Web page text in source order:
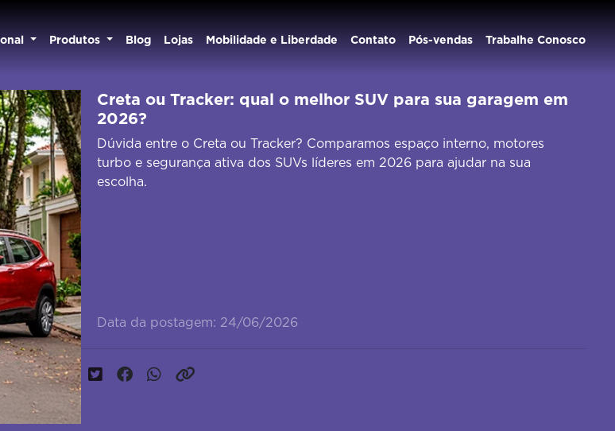
Produtos Blog Lojas Mobilidade e Liberdade Contato Pós-vendas Trabalhe Conosco
Creta ou Tracker: qual o melhor SUV para sua garagem em
2026?
Dúvida entre o Creta ou Tracker? Comparamos espaço interno, motores
turbo e segurança ativa dos SUVs líderes em 2026 para ajudar na sua
escolha.
Data da postagem: 24/06/2026